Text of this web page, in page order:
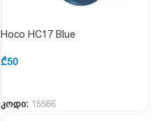
Hoco HC17 Blue
₾50
კოდი: 15566